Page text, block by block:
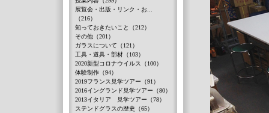
展覧会・出版・リンク・お...
（216）
知っておきたいこと（212）
その他（201）
ガラスについて（121）
工具・道具・部材（103）
2020新型コロナウイルス（100）
体験制作（94）
2019フランス見学ツアー（91）
2016イングランド見学ツアー（80）
2013イタリア 見学ツアー（78）
ステンドグラスの歴史（65）